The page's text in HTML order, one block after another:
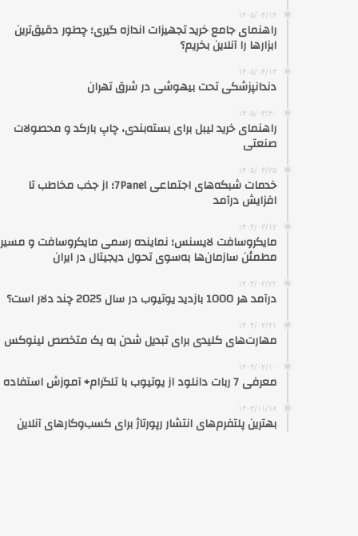
۱۴۰۵/۰۴/۱۴
راهنمای جامع خرید تجهیزات اندازه گیری؛ چطور دقیق‌ترین
ابزارها را آنلاین بخریم؟
۱۴۰۵/۰۴/۱۳
دندانپزشکی تحت بیهوشی در شرق تهران
۱۴۰۵/۰۳/۳۰
راهنمای خرید لیبل برای بسته‌بندی، چاپ بارکد و محصولات
صنعتی
۱۴۰۵/۰۳/۲۵
خدمات شبکه‌های اجتماعی 7Panel؛ از جذب مخاطب تا
افزایش درآمد
۱۴۰۴/۰۳/۱۲
مایکروسافت لایسنس؛ نماینده رسمی مایکروسافت و مسیر
مطمئن سازمان‌ها به‌سوی تحول دیجیتال در ایران
۱۴۰۴/۰۲/۲۲
درآمد هر 1000 بازدید یوتیوب در سال 2025 چند دلار است؟
۱۴۰۴/۰۲/۲۱
مهارت‌های کلیدی برای تبدیل شدن به یک متخصص لینوکس
۱۴۰۴/۰۲/۱۰
معرفی 7 ربات دانلود از یوتیوب با تلگرام+ آموزش استفاده
۱۴۰۲/۱۱/۱۸
بهترین پلتفرم‌های انتشار رپورتاژ برای کسب‌وکارهای آنلاین